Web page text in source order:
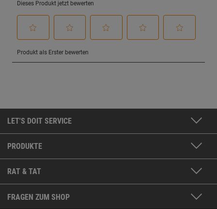
LET'S DOIT SERVICE
PRODUKTE
RAT & TAT
FRAGEN ZUM SHOP